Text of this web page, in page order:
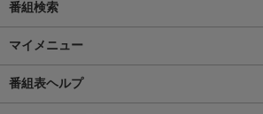
番組検索
マイメニュー
番組表ヘルプ